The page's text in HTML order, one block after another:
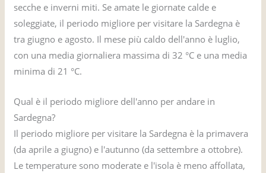
secche e inverni miti. Se amate le giornate calde e
soleggiate, il periodo migliore per visitare la Sardegna è
tra giugno e agosto. Il mese più caldo dell'anno è luglio,
con una media giornaliera massima di 32 °C e una media
minima di 21 °C.
Qual è il periodo migliore dell'anno per andare in
Sardegna?
Il periodo migliore per visitare la Sardegna è la primavera
(da aprile a giugno) e l'autunno (da settembre a ottobre).
Le temperature sono moderate e l'isola è meno affollata,